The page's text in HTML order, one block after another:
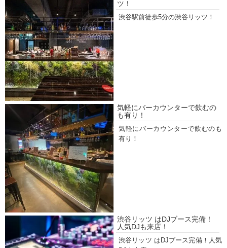
ツ！
渋谷駅前徒歩5分の渋谷リッツ！
気軽にバーカウンターで飲むの
も有り！
気軽にバーカウンターで飲むのも
有り！
渋谷リッツ はDJブース完備！
人気DJも来店！
渋谷リッツ はDJブース完備！人気